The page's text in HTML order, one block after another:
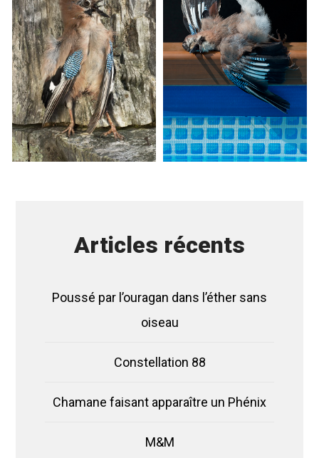
Articles récents
Poussé par l’ouragan dans l’éther sans
oiseau
Constellation 88
Chamane faisant apparaître un Phénix
M&M